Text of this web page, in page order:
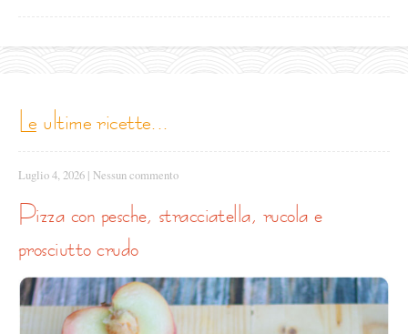
le ultime ricette...
Luglio 4, 2026 | Nessun commento
pizza con pesche, stracciatella, rucola e
prosciutto crudo